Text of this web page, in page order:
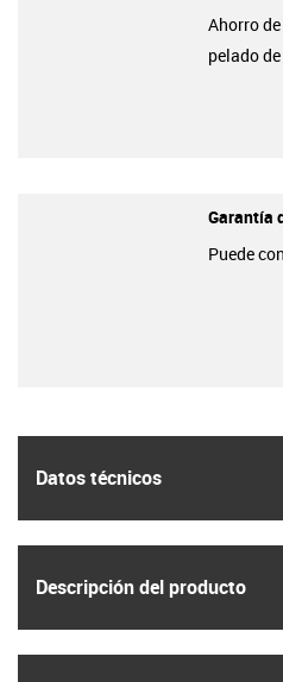
Datos técnicos
Descripción del producto
Ahorro
pelado
Garantía
Puede